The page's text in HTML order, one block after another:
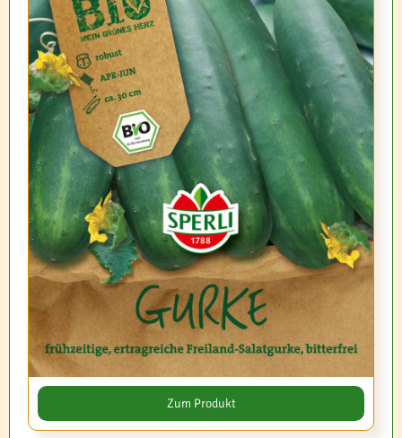
Zum Produkt